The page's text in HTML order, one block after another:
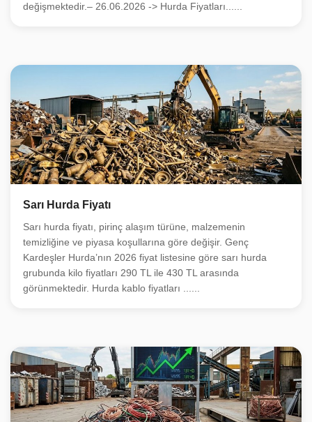
değişmektedir.– 26.06.2026 -> Hurda Fiyatları......
Sarı Hurda Fiyatı
Sarı hurda fiyatı, pirinç alaşım türüne, malzemenin
temizliğine ve piyasa koşullarına göre değişir. Genç
Kardeşler Hurda’nın 2026 fiyat listesine göre sarı hurda
grubunda kilo fiyatları 290 TL ile 430 TL arasında
görünmektedir. Hurda kablo fiyatları ......